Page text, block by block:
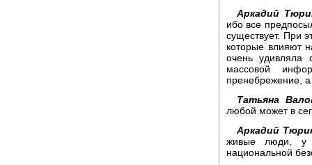
Аркадий
ибо все
существует. При
которые влияют
очень удивляла
массовой
пренебрежение,
Татьяна
любой может в
Аркадий
живые люди, у
национальной